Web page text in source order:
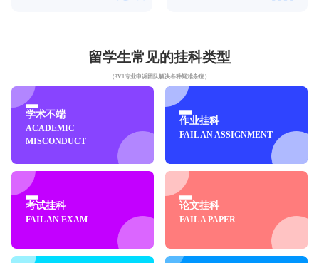
留学生常见的挂科类型
（3V1专业申诉团队解决各种疑难杂症）
学术不端
ACADEMIC
MISCONDUCT
作业挂科
FAIL AN ASSIGNMENT
考试挂科
FAIL AN EXAM
论文挂科
FAIL A PAPER